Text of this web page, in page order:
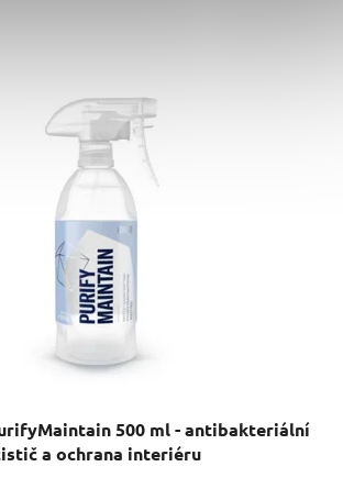
500 ml - antibakteriální
a ochrana interiéru